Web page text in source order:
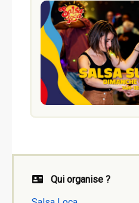
Qui organise ?